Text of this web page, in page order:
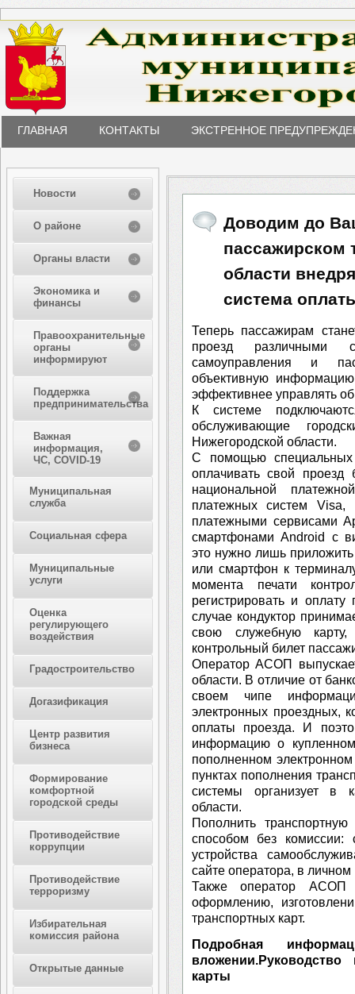
ГЛАВНАЯ КОНТАКТЫ ЭКСТРЕННОЕ
Новости
О районе
Органы власти
Экономика и
финансы
Правоохранительные
органы
информируют
Поддержка
предпринимательства
Важная
информация,
ЧС, COVID-19
Муниципальная
служба
Социальная сфера
Муниципальные
услуги
Оценка
регулирующего
воздействия
Градостроительство
Догазификация
Центр развития
бизнеса
Формирование
комфортной
городской среды
Противодействие
коррупции
Противодействие
терроризму
Избирательная
комиссия района
Открытые данные
Доводим до
пассажирском
области
система
Теперь пассажирам
проезд различными
самоуправления и
объективную
эффективнее управлять
К системе
обслуживающие
Нижегородской области.
С помощью специальных
оплачивать свой проезд
национальной
платежных систем
платежными сервисами
смартфонами Android c
это нужно лишь
или смартфон к
момента печати
регистрировать и
случае кондуктор
свою служебную
контрольный билет
Оператор АСОП
области. В отличие от
своем чипе
электронных проездных,
оплаты проезда. И
информацию о
пополненном
пунктах пополнения
системы организует в
области.
Пополнить
способом без
устройства
сайте оператора, в
Также оператор АСОП
оформлению,
транспортных карт.
Подробная
вложении.Руководство
карты